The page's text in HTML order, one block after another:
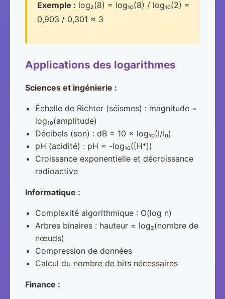
Exemple : log₂(8) = log₁₀(8) / log₁₀(2) =
0,903 / 0,301 ≈ 3
Applications des logarithmes
Sciences et ingénierie :
Échelle de Richter (séismes) : magnitude =
log₁₀(amplitude)
Décibels (son) : dB = 10 × log₁₀(I/I₀)
pH (acidité) : pH = -log₁₀([H⁺])
Croissance exponentielle et décroissance
radioactive
Informatique :
Complexité algorithmique : O(log n)
Arbres binaires : hauteur = log₂(nombre de
nœuds)
Compression de données
Calcul du nombre de bits nécessaires
Finance :